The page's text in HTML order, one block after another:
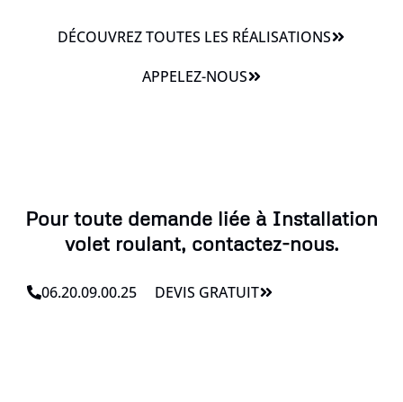
DÉCOUVREZ TOUTES LES RÉALISATIONS
APPELEZ-NOUS
Pour toute demande liée à Installation
volet roulant, contactez-nous.
06.20.09.00.25 DEVIS GRATUIT